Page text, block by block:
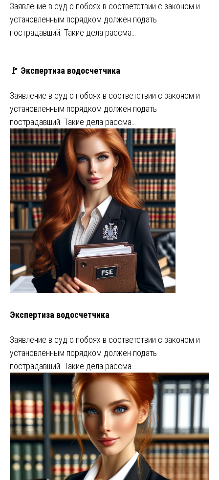
Заявление в суд о побоях в соответствии с законом и
установленным порядком должен подать
пострадавший. Такие дела рассма…
🚩 Экспертиза водосчетчика
Заявление в суд о побоях в соответствии с законом и
установленным порядком должен подать
пострадавший. Такие дела рассма…
Экспертиза водосчетчика
Заявление в суд о побоях в соответствии с законом и
установленным порядком должен подать
пострадавший. Такие дела рассма…